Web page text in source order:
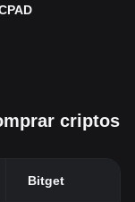
criptos
Bitget